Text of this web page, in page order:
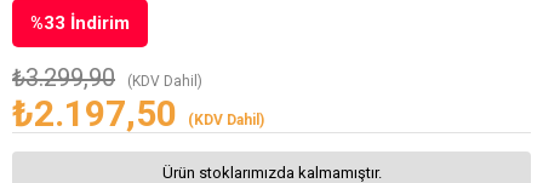
%33 İndirim
₺3.299,90 (KDV Dahil)
₺2.197,50 (KDV Dahil)
Ürün stoklarımızda kalmamıştır.